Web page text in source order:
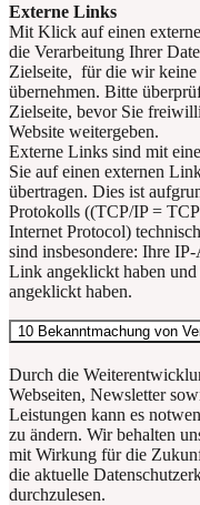
Externe Links
Mit Klick auf einen
die Verarbeitung Ihrer
Zielseite, für die wir
übernehmen. Bitte
Zielseite, bevor Sie
Website weitergeben.
Externe Links sind mit
Sie auf einen externen
übertragen. Dies ist
Protokolls ((TCP/IP =
Internet Protocol)
sind insbesondere: Ihre
Link angeklickt haben
angeklickt haben.
10 Bekanntmachung von
Durch die
Webseiten, Newsletter
Leistungen kann es
zu ändern. Wir behalten
mit Wirkung für die
die aktuelle
durchzulesen.